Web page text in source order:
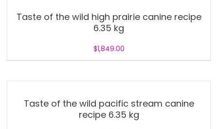
Taste of the wild high prairie canine recipe
6.35 kg
$1,849.00
Taste of the wild pacific stream canine
recipe 6.35 kg